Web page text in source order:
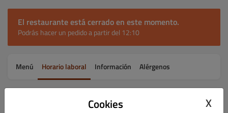
El restaurante está cerrado en este momento.
Podrás hacer un pedido a partir del 12:10
Menú Horario laboral Información Alérgenos
Cookies X